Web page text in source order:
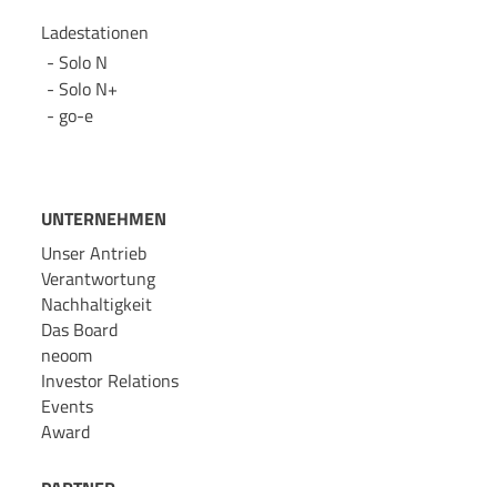
Ladestationen
Solo N
Solo N+
go-e
UNTERNEHMEN
Unser Antrieb
Verantwortung
Nachhaltigkeit
Das Board
neoom
Investor Relations
Events
Award